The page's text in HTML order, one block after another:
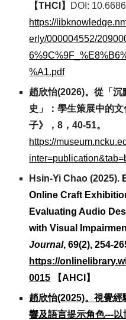
【THCI 】 DOI:
https://
erly/000004552/
%A1.pdf
趙欣怡(2026)。從「沉
史」：學生策展中的
子》，8 ，40-51。
https://
Hsin-Yi Chao (2025).
Online Craft
Evaluating Audio
with Visual
Journal, 69(2), 254-
https://
0015 【AHCI】
趙欣怡(2025)。視覺經
響及語言提示角色---